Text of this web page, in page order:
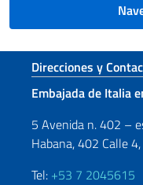
Sezione
Direcciones y
Embajada de Italia
5 Avenida n. 402 –
Habana, 402 Calle
Tel: +53 7 2045615